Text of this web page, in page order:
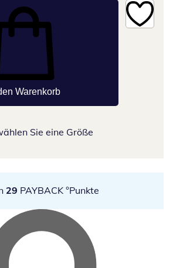
Warenkorb
Sie eine Größe
29 PAYBACK °Punkte